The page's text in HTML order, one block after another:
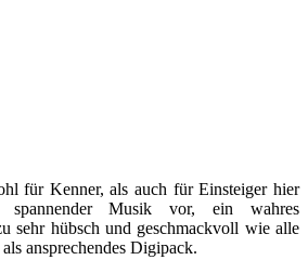
für Kenner, als auch für Einsteiger hier
Musik vor, ein wahres
sehr hübsch und geschmackvoll wie alle
ansprechendes Digipack.